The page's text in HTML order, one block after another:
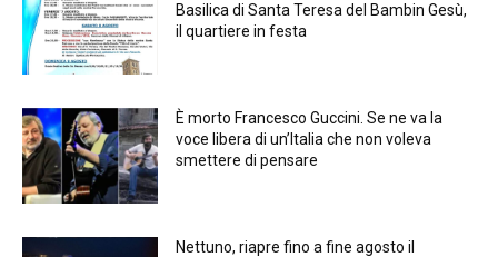
Basilica di Santa Teresa del Bambin Gesù,
il quartiere in festa
È morto Francesco Guccini. Se ne va la
voce libera di un’Italia che non voleva
smettere di pensare
Nettuno, riapre fino a fine agosto il